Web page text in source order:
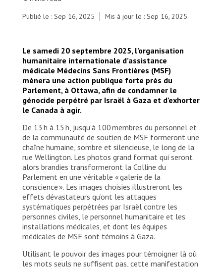
Publié le : Sep 16, 2025 Mis à jour le : Sep 16, 2025
Le samedi 20 septembre 2025, l’organisation
humanitaire internationale d’assistance
médicale Médecins Sans Frontières (MSF)
mènera une action publique forte près du
Parlement, à Ottawa, afin de condamner le
génocide perpétré par Israël à Gaza et d’exhorter
le Canada à agir.
De 13 h à 15 h, jusqu’à 100 membres du personnel et
de la communauté de soutien de MSF formeront une
chaîne humaine, sombre et silencieuse, le long de la
rue Wellington. Les photos grand format qui seront
alors brandies transformeront la Colline du
Parlement en une véritable « galerie de la
conscience ». Les images choisies illustreront les
effets dévastateurs qu’ont les attaques
systématiques perpétrées par Israël contre les
personnes civiles, le personnel humanitaire et les
installations médicales, et dont les équipes
médicales de MSF sont témoins à Gaza.
Utilisant le pouvoir des images pour témoigner là où
les mots seuls ne suffisent pas, cette manifestation